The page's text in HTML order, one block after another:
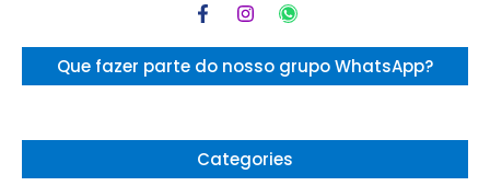
Que fazer parte do nosso grupo WhatsApp?
Categories